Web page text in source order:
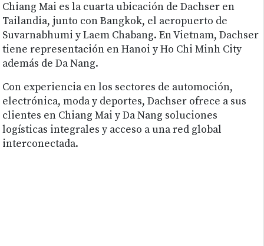
Chiang Mai es la cuarta ubicación de Dachser en
Tailandia, junto con Bangkok, el aeropuerto de
Suvarnabhumi y Laem Chabang. En Vietnam, Dachser
tiene representación en Hanoi y Ho Chi Minh City
además de Da Nang.
Con experiencia en los sectores de automoción,
electrónica, moda y deportes, Dachser ofrece a sus
clientes en Chiang Mai y Da Nang soluciones
logísticas integrales y acceso a una red global
interconectada.